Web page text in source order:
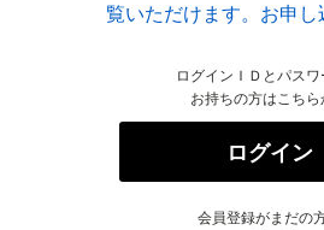
覧いただけます。お申し
ログインＩＤとパスワ
お持ちの方はこちら
ログイン
会員登録がまだの